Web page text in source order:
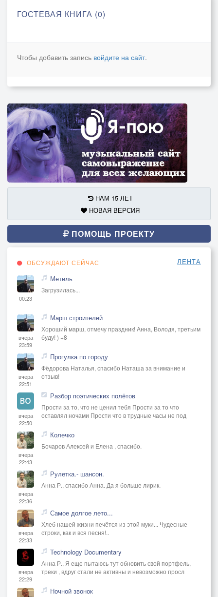
ГОСТЕВАЯ КНИГА (0)
Чтобы добавить запись войдите на сайт.
НАМ 15 ЛЕТ
НОВАЯ ВЕРСИЯ
ПОМОЩЬ ПРОЕКТУ
ОБСУЖДАЮТ СЕЙЧАС ЛЕНТА
00:23
Метель
Загрузилась...
вчера
23:59
Марш строителей
Хороший марш, отмечу праздник! Анна, Володя, третьим
буду! ) +8
вчера
22:51
Прогулка по городу
Фёдорова Наталья, спасибо Наташа за внимание и
отзыв!
вчера
22:50
Разбор поэтических полётов
Прости за то, что не ценил тебя Прости за то что
оставлял ночами Прости что в трудные часы не под
вчера
22:43
Колечко
Бочаров Алексей и Елена , спасибо.
вчера
22:36
Рулетка.- шансон.
Анна Р., спасибо Анна. Да я больше лирик.
вчера
22:33
Самое долгое лето...
Хлеб нашей жизни печётся из этой муки... Чудесные
строки, как и вся песня!..
вчера
22:29
Technology Documentary
Анна Р., Я еще пытаюсь тут обновить свой портфель,
треки , вдруг стали не активны и невозможно просл
Ночной звонок